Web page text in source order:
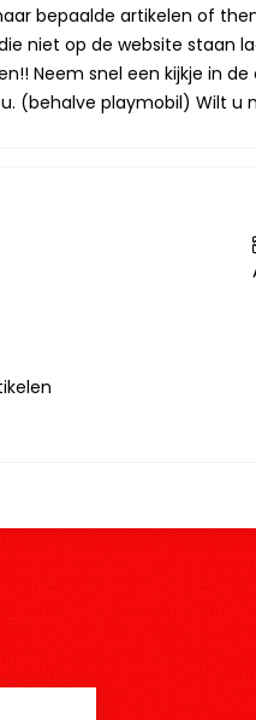
bepaalde artikelen of
niet op de website staan
Neem snel een kijkje in
(behalve playmobil) Wilt